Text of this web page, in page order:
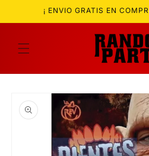
directamente
al contenido
¡ ENVIO GRATIS EN
directamente
a la
información
del producto